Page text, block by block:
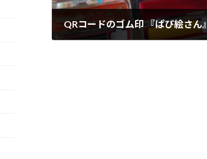
QRコードのゴム印 『ぱぴ絵さん』